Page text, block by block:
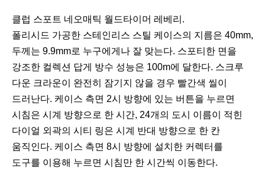
클럽 스포트 네오매틱 월드타이머 레베리.
폴리시드 가공한 스테인리스 스틸 케이스의 지름은 40mm,
두께는 9.9mm로 누구에게나 잘 맞는다. 스포티한 면을
강조한 컬렉션 답게 방수 성능은 100m에 달한다. 스크루
다운 크라운이 완전히 잠기지 않을 경우 빨간색 씰이
드러난다. 케이스 측면 2시 방향에 있는 버튼을 누르면
시침은 시계 방향으로 한 시간, 24개의 도시 이름이 적힌
다이얼 외곽의 시티 링은 시계 반대 방향으로 한 칸
움직인다. 케이스 측면 8시 방향에 설치한 커렉터를
도구를 이용해 누르면 시침만 한 시간씩 이동한다.